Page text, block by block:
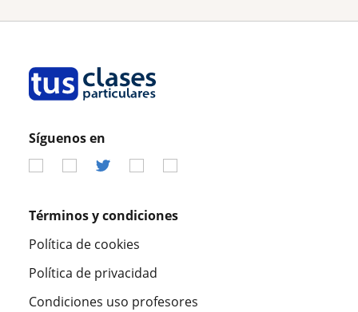
Síguenos en
Términos y condiciones
Política de cookies
Política de privacidad
Condiciones uso profesores